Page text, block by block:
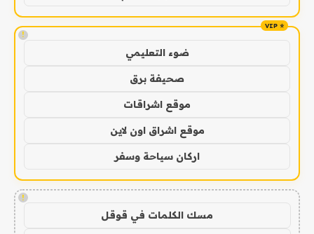
!
ضوء التعليمي
صحيفة برق
موقع اشراقات
موقع اشراق اون لاين
اركان سياحة وسفر
!
مسك الكلمات في قوقل